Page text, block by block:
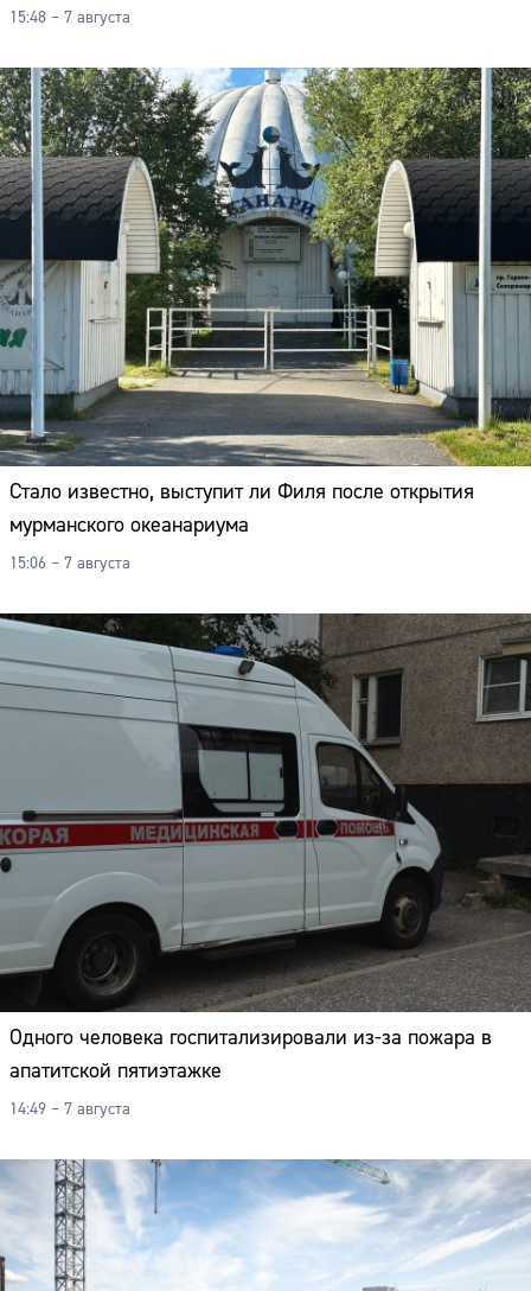
15:48 – 7 августа
Стало известно, выступит ли Филя после открытия
мурманского океанариума
15:06 – 7 августа
Одного человека госпитализировали из-за пожара в
апатитской пятиэтажке
14:49 – 7 августа
Сайт: